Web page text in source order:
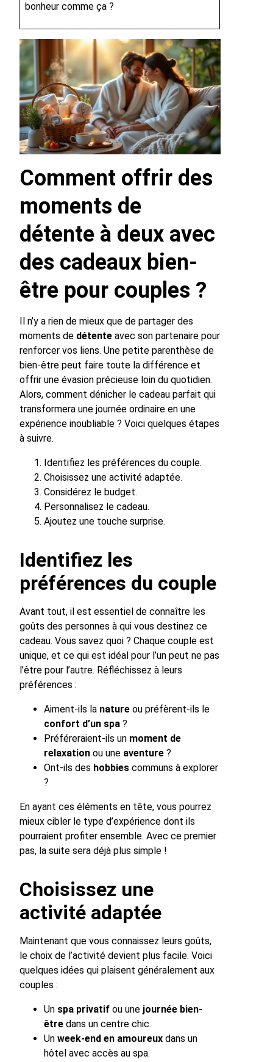
bonheur comme ça ?
Comment offrir des
moments de
détente à deux avec
des cadeaux bien-
être pour couples ?
Il n’y a rien de mieux que de partager des
moments de détente avec son partenaire pour
renforcer vos liens. Une petite parenthèse de
bien-être peut faire toute la différence et
offrir une évasion précieuse loin du quotidien.
Alors, comment dénicher le cadeau parfait qui
transformera une journée ordinaire en une
expérience inoubliable ? Voici quelques étapes
à suivre.
Identifiez les préférences du couple.
Choisissez une activité adaptée.
Considérez le budget.
Personnalisez le cadeau.
Ajoutez une touche surprise.
Identifiez les
préférences du couple
Avant tout, il est essentiel de connaître les
goûts des personnes à qui vous destinez ce
cadeau. Vous savez quoi ? Chaque couple est
unique, et ce qui est idéal pour l’un peut ne pas
l’être pour l’autre. Réfléchissez à leurs
préférences :
Aiment-ils la nature ou préfèrent-ils le
confort d’un spa ?
Préféreraient-ils un moment de
relaxation ou une aventure ?
Ont-ils des hobbies communs à explorer
?
En ayant ces éléments en tête, vous pourrez
mieux cibler le type d’expérience dont ils
pourraient profiter ensemble. Avec ce premier
pas, la suite sera déjà plus simple !
Choisissez une
activité adaptée
Maintenant que vous connaissez leurs goûts,
le choix de l’activité devient plus facile. Voici
quelques idées qui plaisent généralement aux
couples :
Un spa privatif ou une journée bien-
être dans un centre chic.
Un week-end en amoureux dans un
hôtel avec accès au spa.